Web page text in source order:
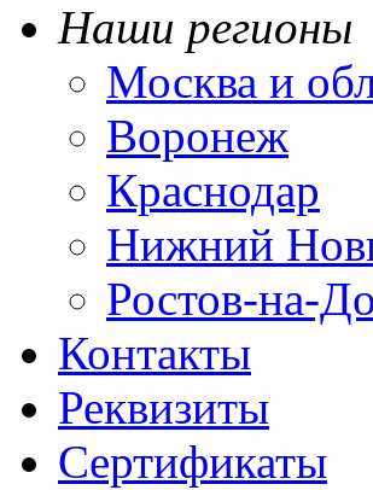
Наши регионы
Москва и
Воронеж
Краснодар
Нижний
Ростов-на-
Контакты
Реквизиты
Сертификаты